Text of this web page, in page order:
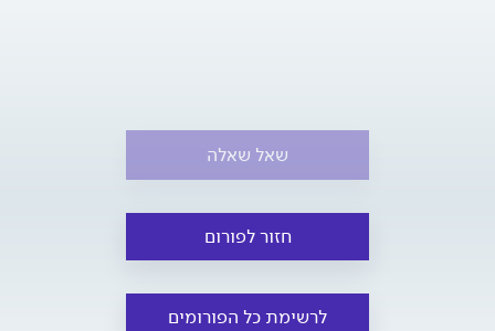
שאל שאלה
חזור לפורום
לרשימת כל הפורומים